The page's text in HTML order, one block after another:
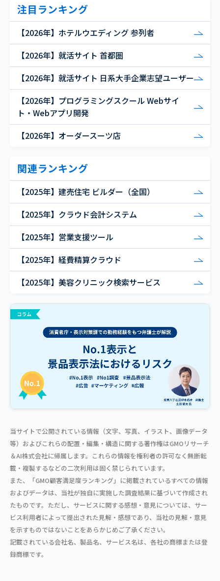
注目ランキング
【2026年】ホテルウエディング 参列者
【2026年】就活サイト 首都圏
【2026年】就活サイト 日系大手企業志望ユーザー
【2026年】プログラミングスクール Webサイ
ト・Webアプリ開発
【2026年】オーダースーツ店
関連ランキング
【2025年】建売住宅 ビルダー（全国）
【2025年】クラウド会計システム
【2025年】営業支援ツール
【2025年】経費精算クラウド
【2025年】美容クリニック検索サービス
当サイトで公開されている情報（文字、写真、イラスト、画像データ
等）およびこれらの配置・編集・構造に関する著作権はGMOリサーチ
＆AI株式会社に帰属します。これらの情報を権利者の許可なく無断転
載・複製するなどの二次利用は固く禁じられています。
また、「GMO顧客満足度ランキング」に掲載されているすべての情報
およびデータは、当社が独自に実施した調査結果に基づいて作成され
たものです。ただし、サービスに関する感想・意見については、サー
ビス利用者によって提出された見解・感想であり、当社の見解・意見
を示すものではないことをあらかじめご了承ください。
記載されている会社名、製品名、サービス名は、各社の商標または登
録商標です。